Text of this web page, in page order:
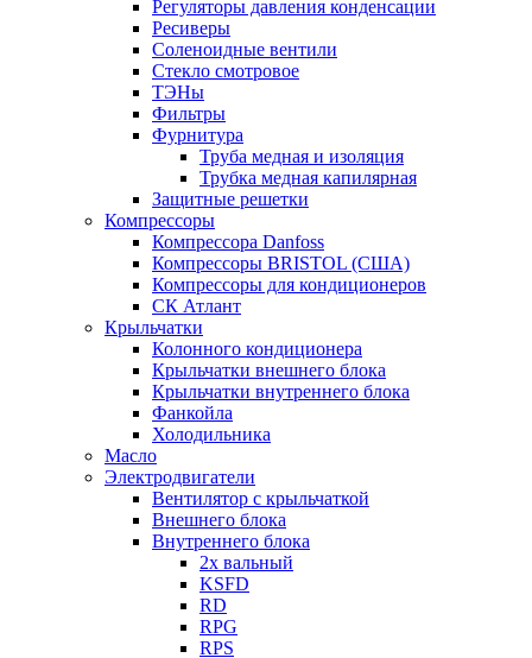
Регуляторы давления конденсации
Ресиверы
Соленоидные вентили
Стекло смотровое
ТЭНы
Фильтры
Фурнитура
Труба медная и изоляция
Трубка медная капилярная
Защитные решетки
Компрессоры
Компрессора Danfoss
Компрессоры BRISTOL (США)
Компрессоры для кондиционеров
СК Атлант
Крыльчатки
Колонного кондиционера
Крыльчатки внешнего блока
Крыльчатки внутреннего блока
Фанкойла
Холодильника
Масло
Электродвигатели
Вентилятор с крыльчаткой
Внешнего блока
Внутреннего блока
2х вальный
KSFD
RD
RPG
RPS